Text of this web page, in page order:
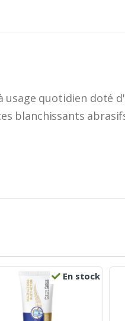
quotidien doté
blanchissants
En stock